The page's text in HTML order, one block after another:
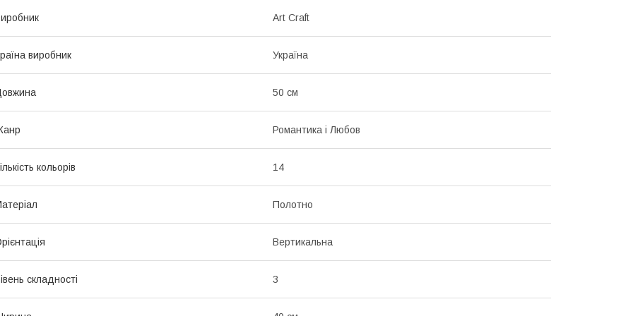
Art Craft
виробник Україна
50 см
Романтика і Любов
кольорів 14
Полотно
Вертикальна
складності 3